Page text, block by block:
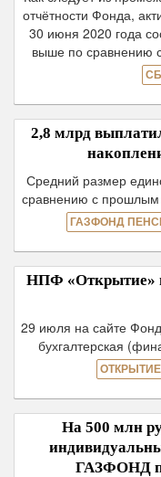
отчётности Фонда,
30 июня 2020 года
выше по сравнению
2,8 млрд
Средний размер
сравнению с прошлым
ГАЗФОНД
НПФ «Открытие»
29 июля на сайте
бухгалтерская
На 500 млн
ГАЗФОНД